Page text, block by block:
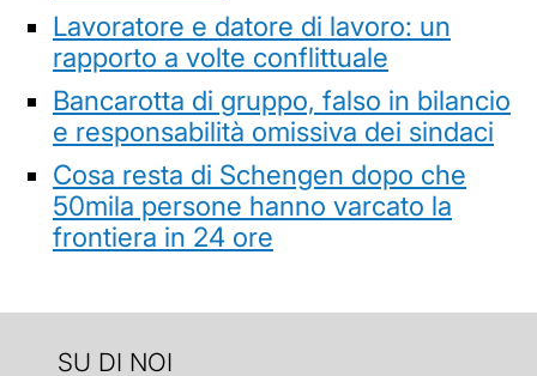
Lavoratore e datore di lavoro: un
rapporto a volte conflittuale
Bancarotta di gruppo, falso in bilancio
e responsabilità omissiva dei sindaci
Cosa resta di Schengen dopo che
50mila persone hanno varcato la
frontiera in 24 ore
SU DI NOI